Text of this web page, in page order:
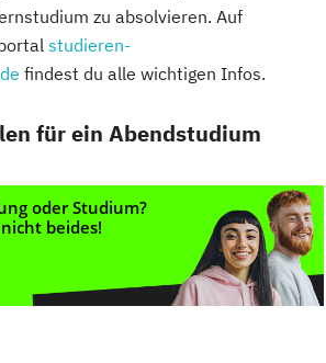
zu absolvieren. Auf
studieren-
findest du alle wichtigen Infos.
für ein Abendstudium
(Auszug)